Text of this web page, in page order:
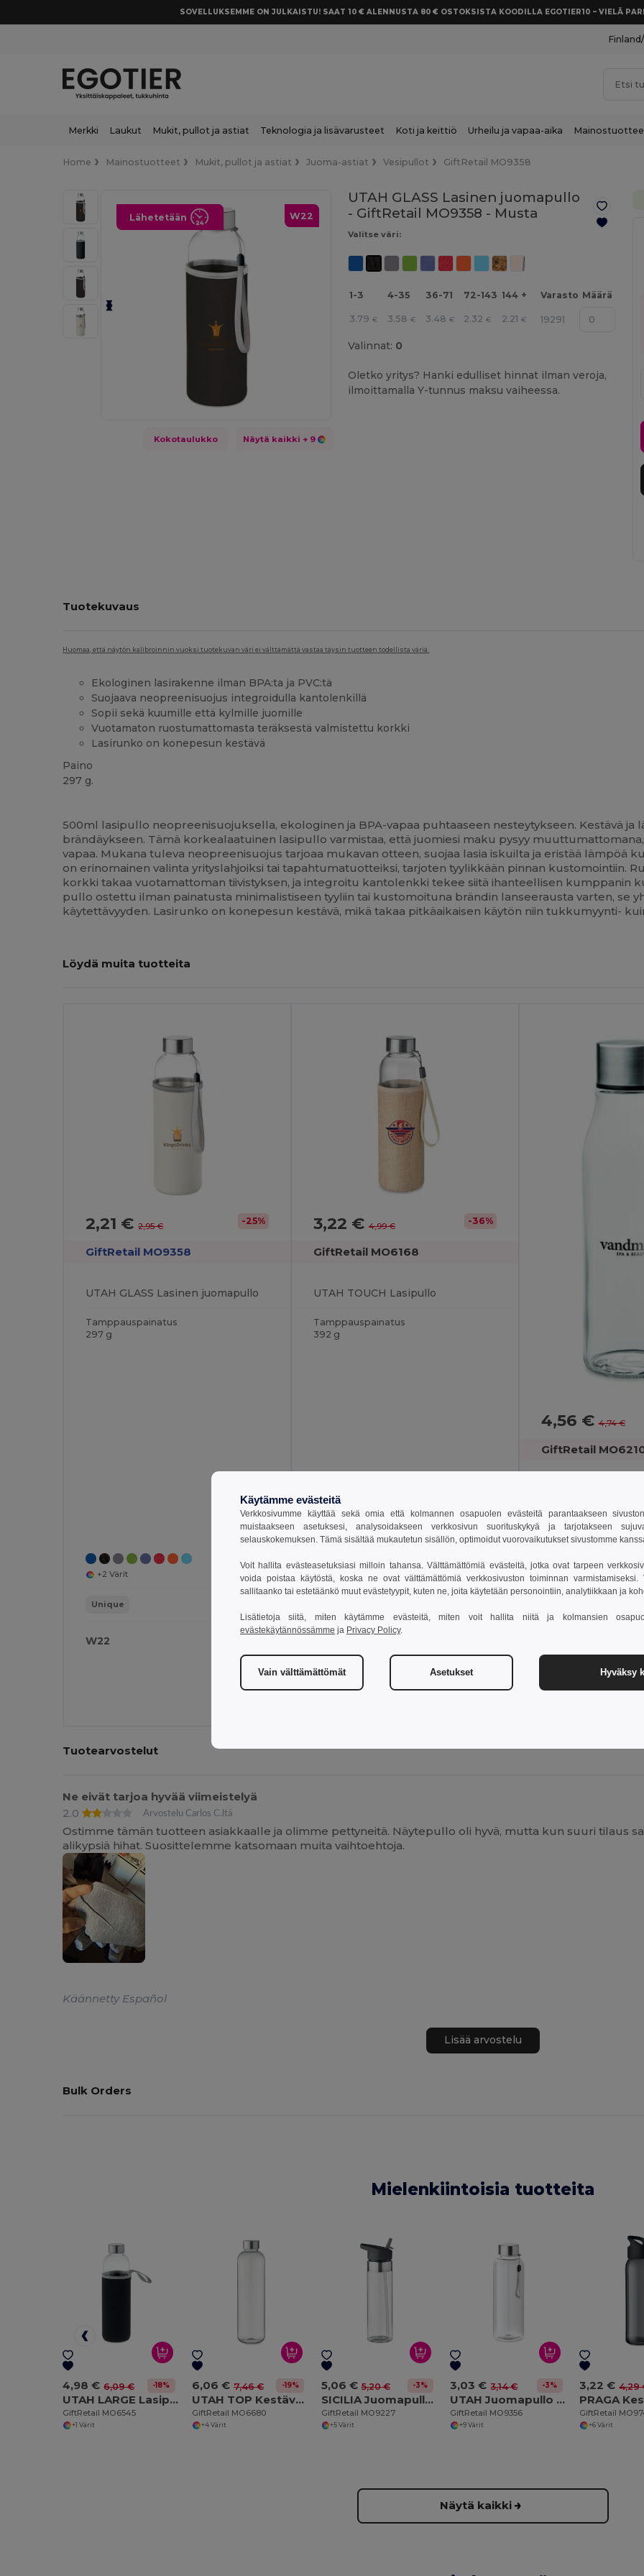
SOVELLUKSEMME ON JULKAISTU! SAAT 10 € ALENNUSTA 80 € OSTOKSISTA KOODILLA EGOTIER10 – VIELÄ
Finland/
Merkki Laukut Mukit, pullot ja astiat Teknologia ja lisävarusteet Koti ja keittiö Urheilu ja vapaa-aika
Home Mainostuotteet Mukit, pullot ja astiat Juoma-astiat Vesipullot GiftRetail MO9358
W22
Lähetetään
Kokotaulukko Näytä kaikki + 9
UTAH GLASS Lasinen juomapullo
- GiftRetail MO9358 - Musta
Valitse väri:
1-3 4-35 36-71 72-143 144 + Varasto Määrä
3.79 € 3.58 € 3.48 € 2.32 € 2.21 € 19291
Valinnat: 0
Oletko yritys? Hanki edulliset hinnat ilman veroja,
ilmoittamalla Y-tunnus maksu vaiheessa.
Tuotekuvaus
Huomaa, että näytön kalibroinnin vuoksi tuotekuvan väri ei välttämättä vastaa täysin tuotteen todellista väriä.
Ekologinen lasirakenne ilman BPA:ta ja PVC:tä
Suojaava neopreenisuojus integroidulla kantolenkillä
Sopii sekä kuumille että kylmille juomille
Vuotamaton ruostumattomasta teräksestä valmistettu korkki
Lasirunko on konepesun kestävä
Paino
297 g.
500ml lasipullo neopreenisuojuksella, ekologinen ja BPA-vapaa puhtaaseen nesteytykseen. Kestävä ja
brändäykseen. Tämä korkealaatuinen lasipullo varmistaa, että juomiesi maku pysyy muuttumattomana,
vapaa. Mukana tuleva neopreenisuojus tarjoaa mukavan otteen, suojaa lasia iskuilta ja eristää lämpöä
on erinomainen valinta yrityslahjoiksi tai tapahtumatuotteiksi, tarjoten tyylikkään pinnan kustomointiin.
korkki takaa vuotamattoman tiivistyksen, ja integroitu kantolenkki tekee siitä ihanteellisen kumppanin
pullo ostettu ilman painatusta minimalistiseen tyyliin tai kustomoituna brändin lanseerausta varten, se
käytettävyyden. Lasirunko on konepesun kestävä, mikä takaa pitkäaikaisen käytön niin tukkumyynti-
Löydä muita tuotteita
Oma
2,21 €2,95 € -25%
GiftRetail MO9358
UTAH GLASS Lasinen juomapullo
Tamppauspainatus
297 g
+2 Värit
Unique
W22
3,22 € 4,99 € -36%
GiftRetail MO6168
UTAH TOUCH Lasipullo
Tamppauspainatus
392 g
Näytä tuote
4,56 €4,74 €
GiftRetail
Tamppauspainatus
397 g
Näytä
Tuotearvostelut
Ne eivät tarjoa hyvää viimeistelyä
2.0
Arvostelu Carlos C.ltä
Ostimme tämän tuotteen asiakkaalle ja olimme pettyneitä. Näytepullo oli hyvä, mutta kun suuri tilaus
alikypsiä hihat. Suosittelemme katsomaan muita vaihtoehtoja.
Käännetty Español
Lisää arvostelu
Bulk Orders
Mielenkiintoisia tuotteita
4,98 € 6,09 € -18%
UTAH LARGE Lasipullo
GiftRetail MO6545
+1 Värit
6,06 € 7,46 € -19%
UTAH TOP Kestävä Tritan Juomapullo 1L Ympäristöystävällinen
GiftRetail MO6680
+4 Värit
5,06 € 5,20 € -3%
SICILIA Juomapullo Tritan ™
GiftRetail MO9227
+5 Värit
3,03 € 3,14 € -3%
UTAH Juomapullo Tritan ™
GiftRetail MO9356
+9 Värit
3,22 € 4,29
GiftRetail
+6 Värit
Näytä kaikki
Käytämme evästeitä
Verkkosivumme käyttää sekä omia että kolmannen osapuolen evästeitä parantaakseen
muistaakseen asetuksesi, analysoidakseen verkkosivun suorituskykyä ja tarjotakseen
selauskokemuksen. Tämä sisältää mukautetun sisällön, optimoidut vuorovaikutukset sivustomme
Voit hallita evästeasetuksiasi milloin tahansa. Välttämättömiä evästeitä, jotka ovat tarpeen
voida poistaa käytöstä, koska ne ovat välttämättömiä verkkosivuston toiminnan varmistamiseksi.
sallitaanko tai estetäänkö muut evästetyypit, kuten ne, joita käytetään personointiin, analytiikkaan ja
Lisätietoja siitä, miten käytämme evästeitä, miten voit hallita niitä ja kolmansien
evästekäytännössämme ja Privacy Policy.
Vain välttämättömät Asetukset Hyväksy